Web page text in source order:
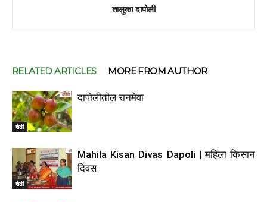
तालुका दापोली
RELATED ARTICLES MORE FROM AUTHOR
शेती
दापोलीतील रानमेवा
शेती
Mahila Kisan Divas Dapoli | महिला किसान
दिवस